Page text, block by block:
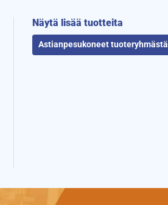
Näytä lisää tuotteita
Astianpesukoneet tuoteryhmästä